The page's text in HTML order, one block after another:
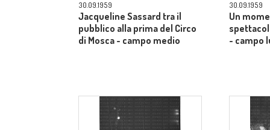
30.09.1959
Jacqueline Sassard tra il
pubblico alla prima del Circo
di Mosca - campo medio
30.09.1959
Un
- campo